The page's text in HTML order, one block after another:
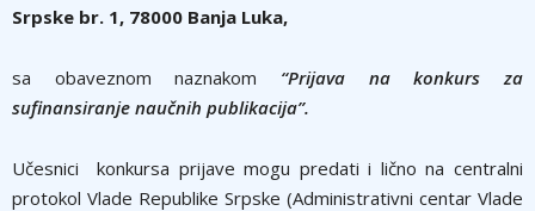
Srpske br. 1, 78000 Banja Luka,
sa obaveznom naznakom “Prijava na konkurs za
sufinansiranje naučnih publikacija”.
Učesnici konkursa prijave mogu predati i lično na centralni
protokol Vlade Republike Srpske (Administrativni centar Vlade